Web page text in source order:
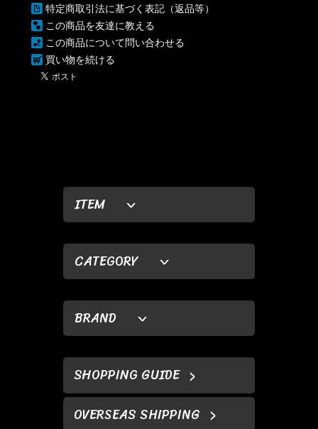
ITEM
CATEGORY
BRAND
SHOPPING GUIDE
OVERSEAS SHIPPING
特定商取引法に基づく表記（返品等）
この商品を友達に教える
この商品について問い合わせる
買い物を続ける